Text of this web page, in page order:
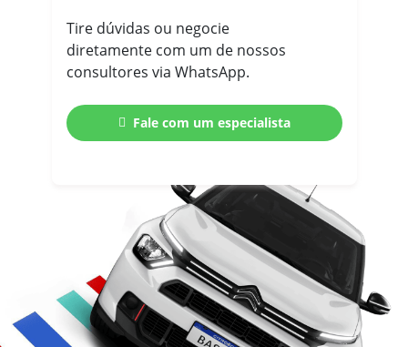
Tire dúvidas ou negocie
diretamente com um de nossos
consultores via WhatsApp.
Fale com um especialista